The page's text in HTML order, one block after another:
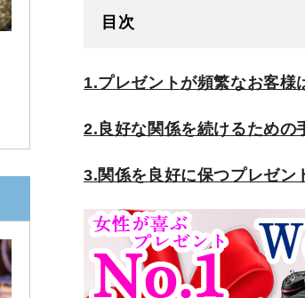
目次
1.プレゼントが頻繁なお客
2.良好な関係を続けるための
3.関係を良好に保つプレゼン